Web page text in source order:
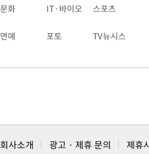
문화 IT·바이오 스포츠
연예 포토 TV뉴시스
회사소개 광고 · 제휴 문의 제휴